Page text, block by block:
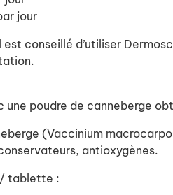
jour
est conseillé d’utiliser
poudre de canneberge
(Vaccinium
antioxygènes.
tablette :